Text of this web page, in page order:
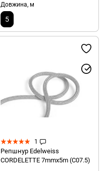
Довжина, м
5
1
Репшнур Edelweiss
CORDELETTE 7mmx5m (C07.5)